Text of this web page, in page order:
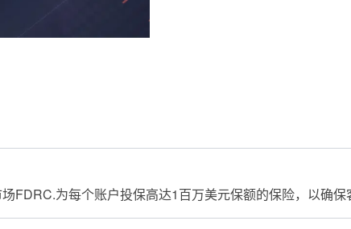
FDRC.为每个账户投保高达1百万美元保额的保险，以确